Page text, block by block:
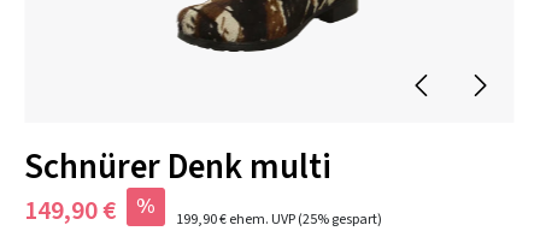
Schnürer Denk multi
149,90 € % 199,90 €ehem. UVP(25% gespart)